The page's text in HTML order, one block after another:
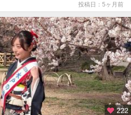
投稿日：5ヶ月前
222